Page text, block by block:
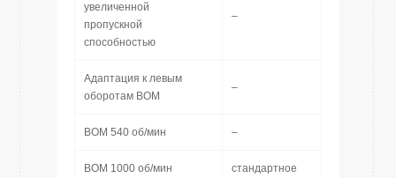
увеличенной
пропускной
способностью
–
Адаптация к левым
оборотам ВОМ
–
ВОМ 540 об/мин –
ВОМ 1000 об/мин стандартное